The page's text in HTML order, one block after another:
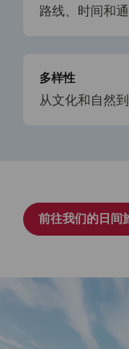
路线、时间和
多样性
从文化和自然
前往我们的日间